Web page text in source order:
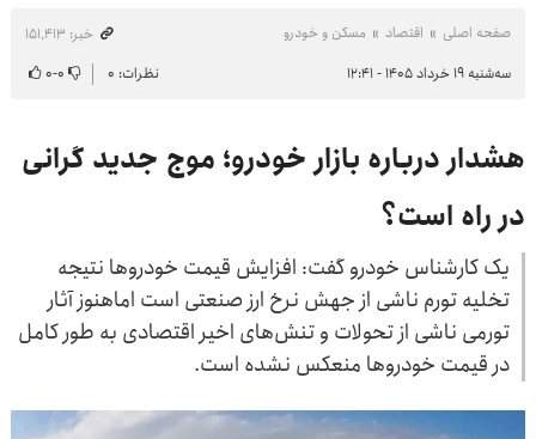
صفحه اصلی اقتصاد مسکن و خودرو
خبر: ۱۵۱٬۴۱۳
سه‌شنبه ۱۹ خرداد ۱۴۰۵ - ۱۲:۴۱
نظرات: ۰ ۰-۰
هشدار درباره بازار خودرو؛ موج جدید گرانی
در راه است؟
یک کارشناس خودرو گفت: افزایش قیمت خودروها نتیجه
تخلیه تورم ناشی از جهش نرخ ارز صنعتی است اماهنوز آثار
تورمی ناشی از تحولات و تنش‌های اخیر اقتصادی به طور کامل
در قیمت خودروها منعکس نشده است.